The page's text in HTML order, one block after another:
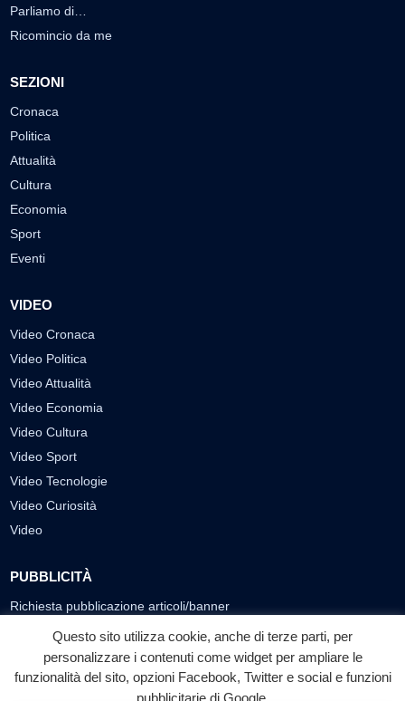
Parliamo di…
Ricomincio da me
SEZIONI
Cronaca
Politica
Attualità
Cultura
Economia
Sport
Eventi
VIDEO
Video Cronaca
Video Politica
Video Attualità
Video Economia
Video Cultura
Video Sport
Video Tecnologie
Video Curiosità
Video
PUBBLICITÀ
Richiesta pubblicazione articoli/banner
SEGUICI SUI SOCIAL
f ◎ ▶
Questo sito utilizza cookie, anche di terze parti, per
personalizzare i contenuti come widget per ampliare le
funzionalità del sito, opzioni Facebook, Twitter e social e funzioni
pubblicitarie di Google.